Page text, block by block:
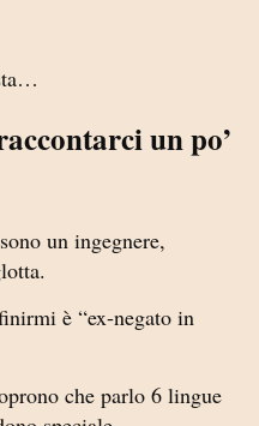
un po’
un ingegnere,
è “ex-negato in
che parlo 6 lingue